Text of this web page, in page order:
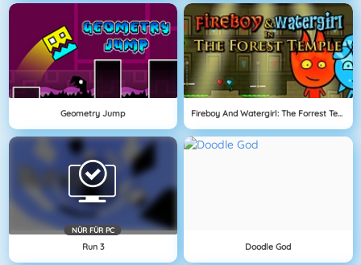
Geometry Jump Fireboy And Watergirl: The Forrest Temple
NÜR FÜR PC
Run 3 Doodle God